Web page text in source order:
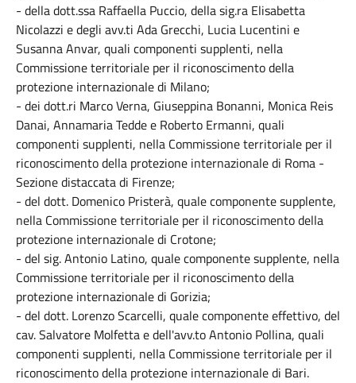
- della dott.ssa Raffaella Puccio, della sig.ra Elisabetta
Nicolazzi e degli avv.ti Ada Grecchi, Lucia Lucentini e
Susanna Anvar, quali componenti supplenti, nella
Commissione territoriale per il riconoscimento della
protezione internazionale di Milano;
- dei dott.ri Marco Verna, Giuseppina Bonanni, Monica Reis
Danai, Annamaria Tedde e Roberto Ermanni, quali
componenti supplenti, nella Commissione territoriale per il
riconoscimento della protezione internazionale di Roma -
Sezione distaccata di Firenze;
- del dott. Domenico Pristerà, quale componente supplente,
nella Commissione territoriale per il riconoscimento della
protezione internazionale di Crotone;
- del sig. Antonio Latino, quale componente supplente, nella
Commissione territoriale per il riconoscimento della
protezione internazionale di Gorizia;
- del dott. Lorenzo Scarcelli, quale componente effettivo, del
cav. Salvatore Molfetta e dell'avv.to Antonio Pollina, quali
componenti supplenti, nella Commissione territoriale per il
riconoscimento della protezione internazionale di Bari.